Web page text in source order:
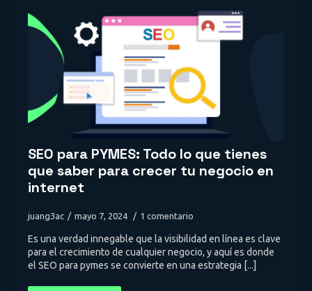
SEO para PYMES: Todo lo que tienes
que saber para crecer tu negocio en
internet
juang3ac mayo 7, 2024 1 comentario
Es una verdad innegable que la visibilidad en línea es clave
para el crecimiento de cualquier negocio, y aquí es donde
el SEO para pymes se convierte en una estrategia [...]